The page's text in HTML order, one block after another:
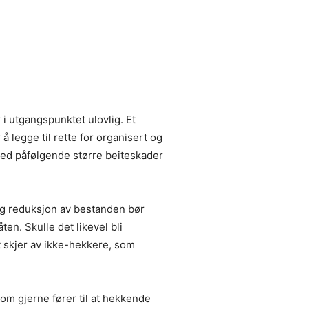
utgangspunktet ulovlig. Et
legge til rette for organisert og
påfølgende større beiteskader
reduksjon av bestanden bør
Skulle det likevel bli
av ikke-hekkere, som
gjerne fører til at hekkende